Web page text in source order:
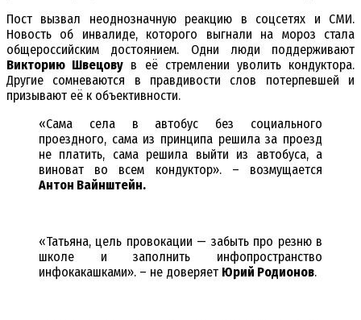
Пост вызвал неоднозначную реакцию в соцсетях и СМИ.
Новость об инвалиде, которого выгнали на мороз стала
общероссийским достоянием. Одни люди поддерживают
Викторию Швецову в её стремлении уволить кондуктора.
Другие сомневаются в правдивости слов потерпевшей и
призывают её к объективности.
«Сама села в автобус без социального
проездного, сама из принципа решила за проезд
не платить, сама решила выйти из автобуса, а
виноват во всем кондуктор». – возмущается
Антон Вайнштейн.
«Татьяна, цель провокации — забыть про резню в
школе и заполнить инфопространство
инфокакашками». – не доверяет Юрий Родионов.